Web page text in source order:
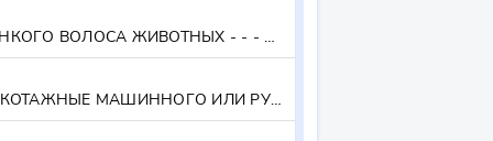
ОДЕЯЛА (КРОМЕ ЭЛЕКТИЧЕСКИХ), ДОРОЖНЫЕ ПЛЕДЫ, ПРОЧИЕ, ЦЕЛИКОМ ИЗ ШЕРСТИ ИЛИ ТОНКОГО ВОЛОСА ЖИВОТНЫХ - - - целиком из шерсти или тонкого волоса животных
ОДЕЯЛА (КРОМЕ ЭЛЕКТРИЧЕСКИХ), ДОРОЖНЫЕ ПЛЕДЫ ИЗ ХЛОПЧАТОБУМАЖНОЙ ПРЯЖИ ТРИКОТАЖНЫЕ МАШИННОГО ИЛИ РУЧНОГО ВЯЗАНИЯ - - трикотажные машинного или ручного вязания